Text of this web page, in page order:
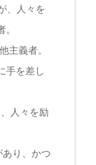
、人々を
主義者。
手を差し
人々を励
り、かつ